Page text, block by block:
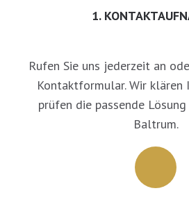
1.
Rufen Sie uns jederzeit an
Kontaktformular. Wir klären
prüfen die passende
Baltrum.